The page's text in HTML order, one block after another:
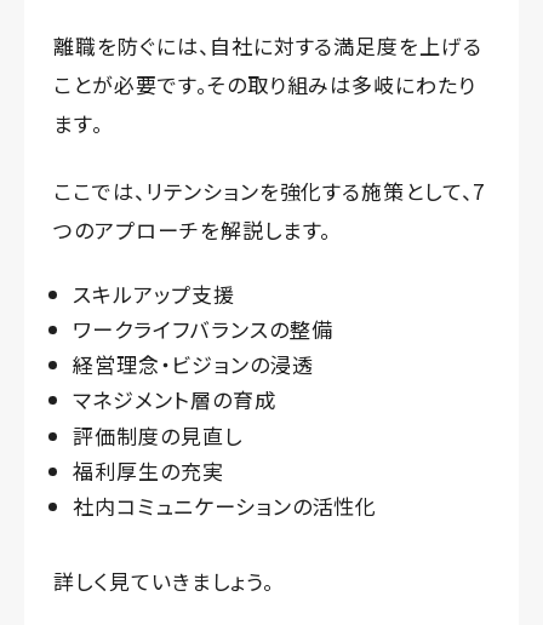
離職を防ぐには、自社に対する満足度を上げる
ことが必要です。その取り組みは多岐にわたり
ます。
ここでは、リテンションを強化する施策として、7
つのアプローチを解説します。
スキルアップ支援
ワークライフバランスの整備
経営理念・ビジョンの浸透
マネジメント層の育成
評価制度の見直し
福利厚生の充実
社内コミュニケーションの活性化
詳しく見ていきましょう。